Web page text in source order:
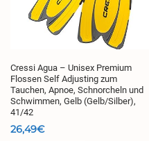
Cressi Agua – Unisex Premium
Flossen Self Adjusting zum
Tauchen, Apnoe, Schnorcheln und
Schwimmen, Gelb (Gelb/Silber),
41/42
26,49€